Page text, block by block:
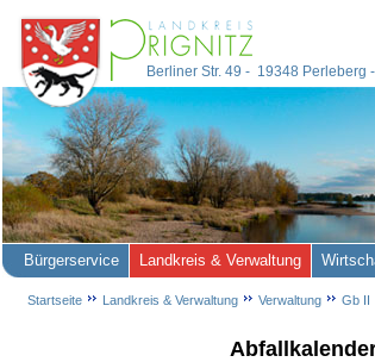
Berliner Str. 49 - 19348
Bürgerservice Landkreis & Verwaltung
Startseite Landkreis & Verwaltung Verwaltung Gb II